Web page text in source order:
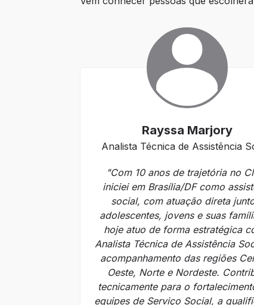
Rayssa Marjory
Analista Técnica de Assistência
"Com 10 anos de trajetória no
iniciei em Brasília/DF como
social, com atuação direta
adolescentes, jovens e suas
hoje atuo de forma estratégica
Analista Técnica de Assistência
acompanhamento das regiões
Oeste, Norte e Nordeste.
tecnicamente para o
equipes de Serviço Social, a